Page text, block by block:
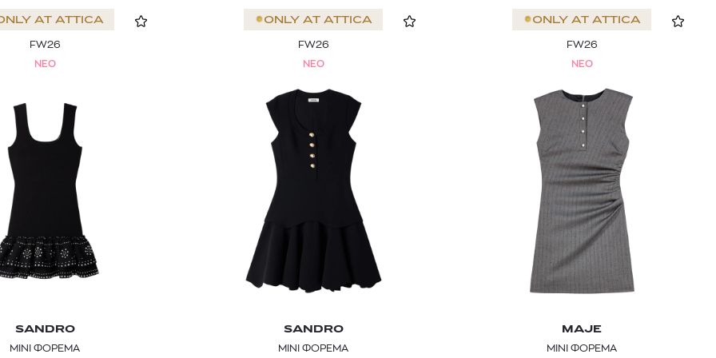
AT ATTICA
FW26
NEO
SANDRO
ΜΙΝΙ ΦΟΡΕΜΑ
ONLY AT ATTICA
FW26
NEO
SANDRO
ΜΙΝΙ ΦΟΡΕΜΑ
ONLY AT ATTICA
FW26
NEO
MAJE
MINI ΦΟΡΕΜΑ